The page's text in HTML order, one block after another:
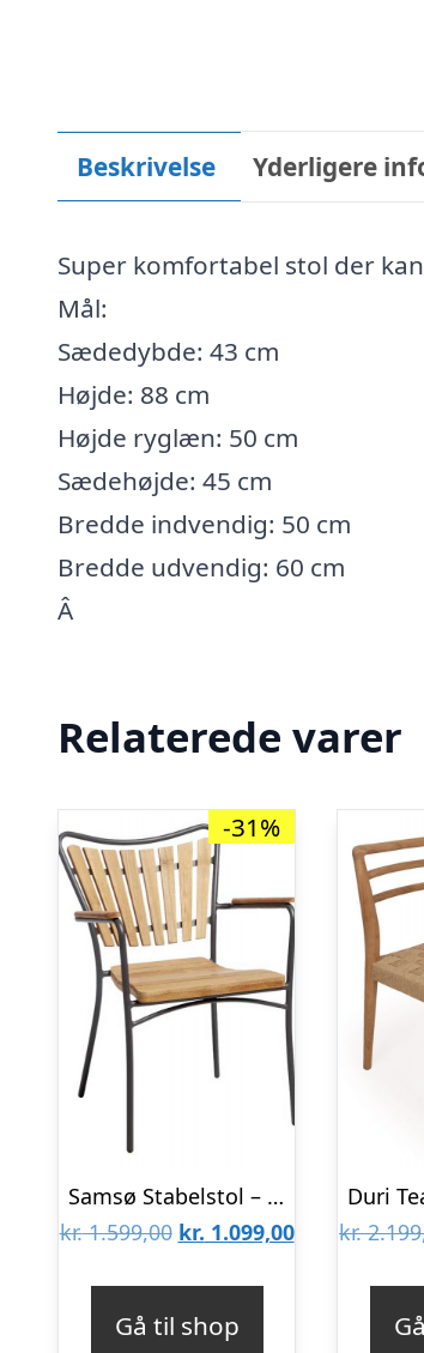
Beskrivelse Yderligere
Super komfortabel stol der
Mål:
Sædedybde: 43 cm
Højde: 88 cm
Højde ryglæn: 50 cm
Sædehøjde: 45 cm
Bredde indvendig: 50 cm
Bredde udvendig: 60 cm
Â
Relaterede varer
-31%
Samsø Stabelstol – Grå
kr.1.599,00 Den
kr. 1.099,00Den
Gå til shop
kr.